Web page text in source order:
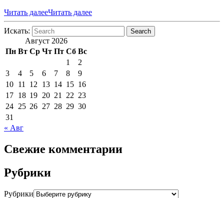
Читать далееЧитать далее
Искать: Search
Август 2026
Пн Вт Ср Чт Пт Сб Вс
1
2
3
4 5 6 7 8
9
10 11 12 13 14 15 16
17 18 19 20 21 22 23
24 25 26 27 28 29 30
31
« Авг
Свежие комментарии
Рубрики
Рубрики